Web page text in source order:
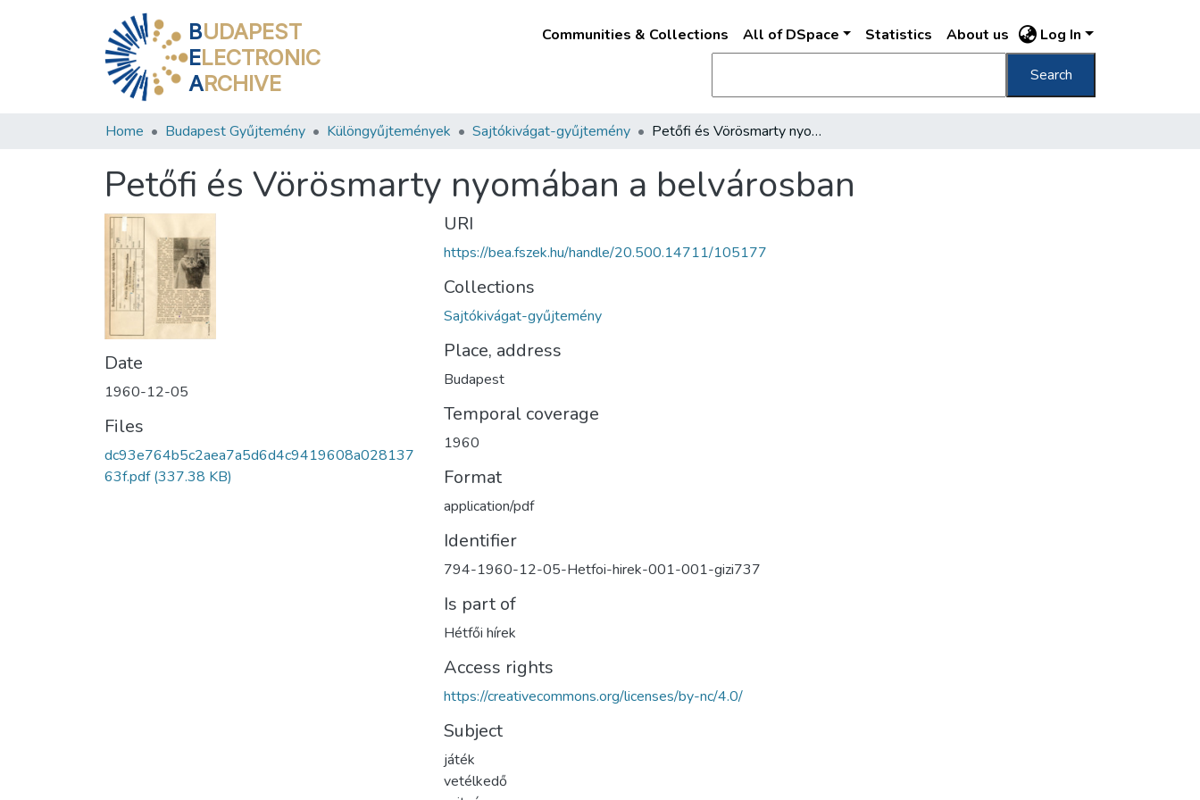
BUDAPEST
ELECTRONIC
ARCHIVE
Communities & Collections All of DSpace Statistics About us Log In
Search
Home Budapest Gyűjtemény Különgyűjtemények Sajtókivágat-gyűjtemény Petőfi és Vörösmarty nyomában a belvárosban
Petőfi és Vörösmarty nyomában a belvárosban
Date
1960-12-05
Files
dc93e764b5c2aea7a5d6d4c9419608a028137
63f.pdf(337.38 KB)
URI
https://bea.fszek.hu/handle/20.500.14711/105177
Collections
Sajtókivágat-gyűjtemény
Place, address
Budapest
Temporal coverage
1960
Format
application/pdf
Identifier
794-1960-12-05-Hetfoi-hirek-001-001-gizi737
Is part of
Hétfői hírek
Access rights
https://creativecommons.org/licenses/by-nc/4.0/
Subject
játék
vetélkedő